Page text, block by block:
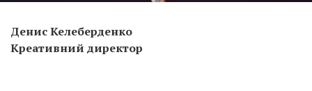
Денис Келеберденко
Креативний директор